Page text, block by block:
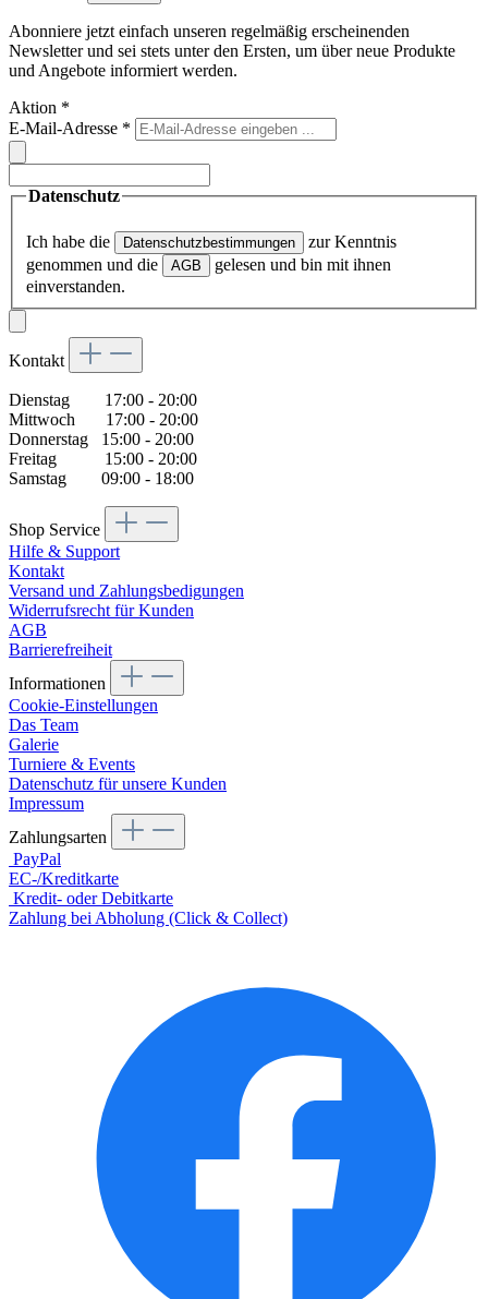
Abonniere jetzt einfach unseren regelmäßig erscheinenden
Newsletter und sei stets unter den Ersten, um über neue Produkte
und Angebote informiert werden.
Aktion *
E-Mail-Adresse *
Datenschutz
Ich habe die Datenschutzbestimmungen
zur Kenntnis
genommen und die
AGB
gelesen und bin mit ihnen
einverstanden.
Kontakt
Dienstag 17:00 - 20:00
Mittwoch 17:00 - 20:00
Donnerstag 15:00 - 20:00
Freitag 15:00 - 20:00
Samstag 09:00 - 18:00
Shop Service
Hilfe & Support
Kontakt
Versand und Zahlungsbedigungen
Widerrufsrecht für Kunden
AGB
Barrierefreiheit
Informationen
Cookie-Einstellungen
Das Team
Galerie
Turniere & Events
Datenschutz für unsere Kunden
Impressum
Zahlungsarten
PayPal
EC-/Kreditkarte
Kredit- oder Debitkarte
Zahlung bei Abholung (Click & Collect)